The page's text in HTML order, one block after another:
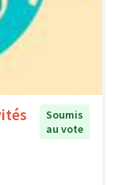
Soumis
au vote